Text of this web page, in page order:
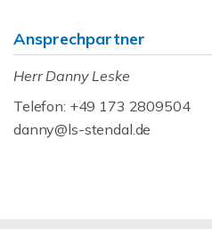
Ansprechpartner
Herr Danny Leske
Telefon: +49 173 2809504
danny@ls-stendal.de